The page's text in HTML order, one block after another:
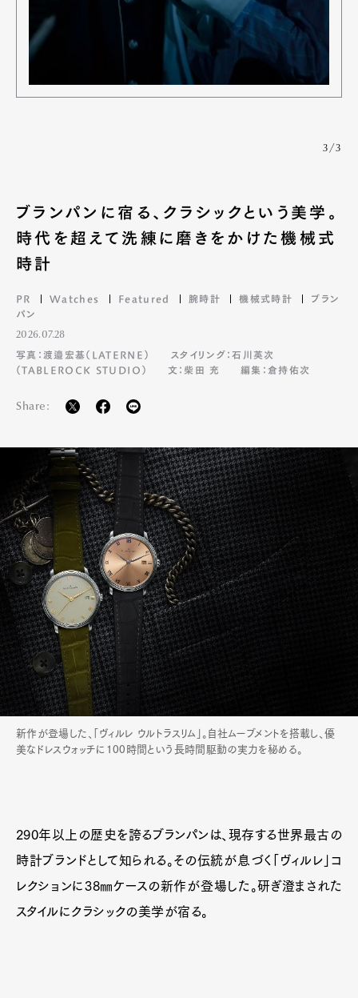
3/3
ブランパンに宿る、クラシックという美学。
時代を超えて洗練に磨きをかけた機械式
時計
PR Watches Featured 腕時計 機械式時計
ブラン
パン
2026.07.28
写真：渡邉宏基（LATERNE）
スタイリング：石川英次
（TABLEROCK STUDIO）
文：柴田 充 編集：倉持佑次
Share:
新作が登場した、「ヴィルレ ウルトラスリム」。自社ムーブメントを搭載し、優
美なドレスウォッチに100時間という長時間駆動の実力を秘める。
290年以上の歴史を誇るブランパンは、現存する世界最古の
時計ブランドとして知られる。その伝統が息づく「ヴィルレ」コ
レクションに38㎜ケースの新作が登場した。研ぎ澄まされた
スタイルにクラシックの美学が宿る。